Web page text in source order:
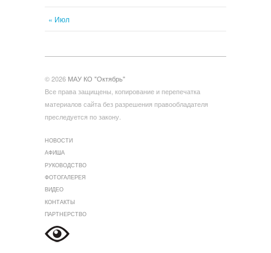
« Июл
© 2026 МАУ КО "Октябрь"
Все права защищены, копирование и перепечатка
материалов сайта без разрешения правообладателя
преследуется по закону.
НОВОСТИ
АФИША
РУКОВОДСТВО
ФОТОГАЛЕРЕЯ
ВИДЕО
КОНТАКТЫ
ПАРТНЕРСТВО